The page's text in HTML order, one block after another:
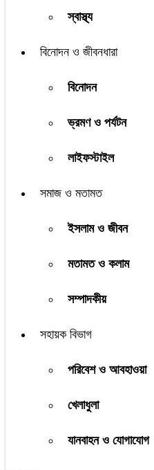
স্বাস্থ্য
বিনোদন ও জীবনধারা
বিনোদন
ভ্রমণ ও পর্যটন
লাইফস্টাইল
সমাজ ও মতামত
ইসলাম ও জীবন
মতামত ও কলাম
সম্পাদকীয়
সহায়ক বিভাগ
পরিবেশ ও আবহাওয়া
খেলাধুলা
যানবাহন ও যোগাযোগ